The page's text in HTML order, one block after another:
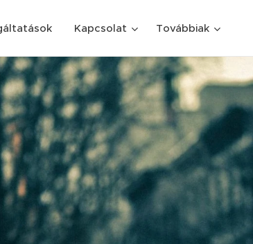
Kapcsolat Továbbiak